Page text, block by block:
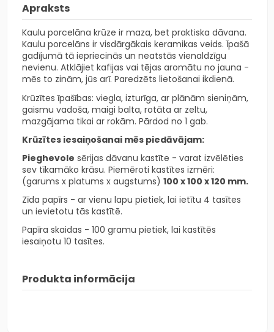
Apraksts
Kaulu porcelāna krūze ir maza, bet praktiska dāvana.
Kaulu porcelāns ir visdārgākais keramikas veids. Īpašā
gadījumā tā iepriecinās un neatstās vienaldzīgu
nevienu. Atklājiet kafijas vai tējas aromātu no jauna -
mēs to zinām, jūs arī. Paredzēts lietošanai ikdienā.
Krūzītes īpašības: viegla, izturīga, ar plānām sieniņām,
gaismu vadoša, maigi balta, rotāta ar zeltu,
mazgājama tikai ar rokām. Pārdod no 1 gab.
Krūzītes iesaiņošanai mēs piedāvājam:
Pieghevole sērijas dāvanu kastīte - varat izvēlēties
sev tīkamāko krāsu. Piemēroti kastītes izmēri:
(garums x platums x augstums) 100 x 100 x 120 mm.
Zīda papīrs - ar vienu lapu pietiek, lai ietītu 4 tasītes
un ievietotu tās kastītē.
Papīra skaidas - 100 gramu pietiek, lai kastītēs
iesaiņotu 10 tasītes.
Produkta informācija